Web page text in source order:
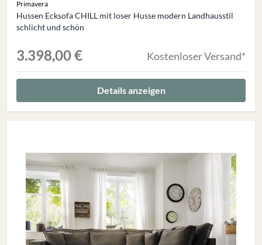
Primavera
Hussen Ecksofa CHILL mit loser Husse modern Landhausstil
schlicht und schön
3.398,00 € Kostenloser Versand*
Details anzeigen